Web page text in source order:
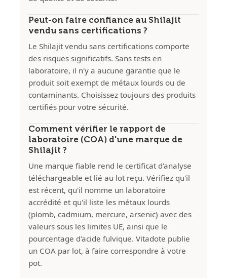
Peut-on faire confiance au Shilajit
vendu sans certifications ?
Le Shilajit vendu sans certifications comporte
des risques significatifs. Sans tests en
laboratoire, il n'y a aucune garantie que le
produit soit exempt de métaux lourds ou de
contaminants. Choisissez toujours des produits
certifiés pour votre sécurité.
Comment vérifier le rapport de
laboratoire (COA) d'une marque de
Shilajit ?
Une marque fiable rend le certificat d'analyse
téléchargeable et lié au lot reçu. Vérifiez qu'il
est récent, qu'il nomme un laboratoire
accrédité et qu'il liste les métaux lourds
(plomb, cadmium, mercure, arsenic) avec des
valeurs sous les limites UE, ainsi que le
pourcentage d'acide fulvique. Vitadote publie
un COA par lot, à faire correspondre à votre
pot.